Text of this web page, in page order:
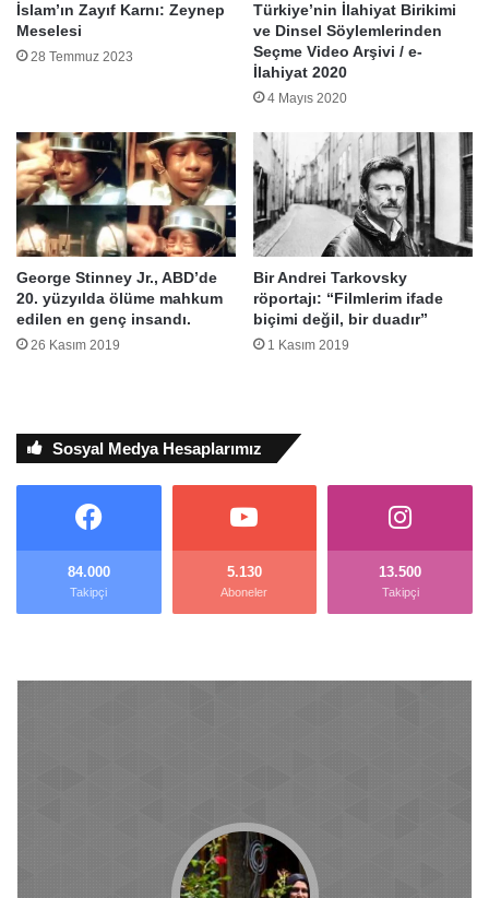
İslam’ın Zayıf Karnı: Zeynep
Meselesi
28 Temmuz 2023
Türkiye’nin İlahiyat Birikimi
ve Dinsel Söylemlerinden
Seçme Video Arşivi / e-
İlahiyat 2020
4 Mayıs 2020
George Stinney Jr., ABD’de
20. yüzyılda ölüme mahkum
edilen en genç insandı.
26 Kasım 2019
Bir Andrei Tarkovsky
röportajı: “Filmlerim ifade
biçimi değil, bir duadır”
1 Kasım 2019
Sosyal Medya Hesaplarımız
84.000
Takipçi
5.130
Aboneler
13.500
Takipçi